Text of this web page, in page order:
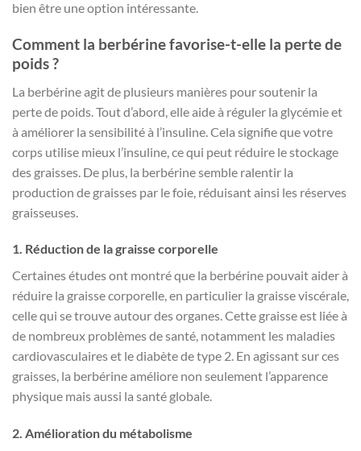
bien être une option intéressante.
Comment la berbérine favorise-t-elle la perte de
poids ?
La berbérine agit de plusieurs manières pour soutenir la
perte de poids. Tout d’abord, elle aide à réguler la glycémie et
à améliorer la sensibilité à l’insuline. Cela signifie que votre
corps utilise mieux l’insuline, ce qui peut réduire le stockage
des graisses. De plus, la berbérine semble ralentir la
production de graisses par le foie, réduisant ainsi les réserves
graisseuses.
1. Réduction de la graisse corporelle
Certaines études ont montré que la berbérine pouvait aider à
réduire la graisse corporelle, en particulier la graisse viscérale,
celle qui se trouve autour des organes. Cette graisse est liée à
de nombreux problèmes de santé, notamment les maladies
cardiovasculaires et le diabète de type 2. En agissant sur ces
graisses, la berbérine améliore non seulement l’apparence
physique mais aussi la santé globale.
2. Amélioration du métabolisme